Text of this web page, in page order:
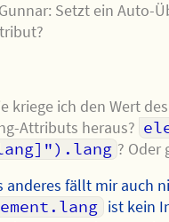
Setzt ein Auto-
kriege ich den Wert
Attributs heraus?
? Oder
anderes fällt mir auch
ist kein